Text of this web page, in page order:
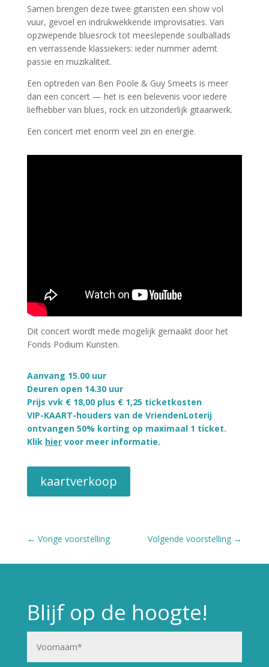
Samen brengen deze twee gitaristen een show vol
vuur, gevoel en indrukwekkende improvisaties. Van
opzwepende bluesrock tot meeslepende soulballads
en verrassende klassiekers: ieder nummer ademt
passie en muzikaliteit.
Een optreden van Ben Poole & Guy Smeets is meer
dan een concert — het is een belevenis voor iedere
liefhebber van blues, rock en uitzonderlijk gitaarwerk.
Een concert met enorm veel zin en energie.
Dit concert wordt mede mogelijk gemaakt door het
Fonds Podium Kunsten.
Aanvang 15.00 uur
Deuren open 14.30 uur
Prijs vvk € 18,00 plus € 1,25 ticketkosten
VIP-KAART-houders van de VriendenLoterij
ontvangen 50% korting op maximaal 1 ticket.
Klik hiervoor meer informatie.
kaartverkoop
← Vorige voorstelling Volgende voorstelling →
Blijf op de hoogte!